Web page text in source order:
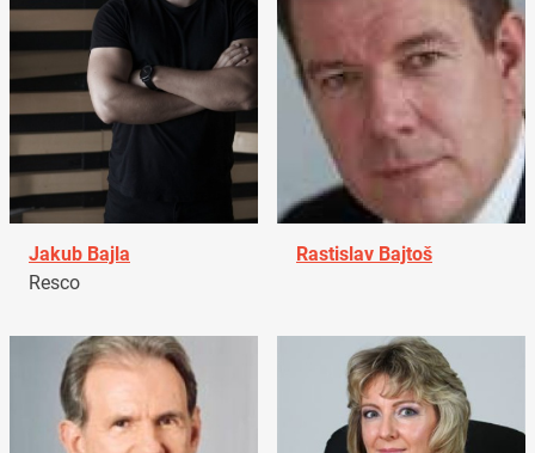
Jakub Bajla
Resco
Rastislav Bajtoš